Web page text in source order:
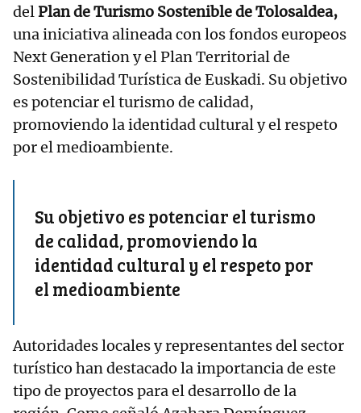
delPlan de Turismo Sostenible de Tolosaldea,
una iniciativa alineada con los fondos europeos
Next Generation y el Plan Territorial de
Sostenibilidad Turística de Euskadi. Su objetivo
es potenciar el turismo de calidad,
promoviendo la identidad cultural y el respeto
por el medioambiente.
Su objetivo es potenciar el turismo
de calidad, promoviendo la
identidad cultural y el respeto por
el medioambiente
Autoridades locales y representantes del sector
turístico han destacado la importancia de este
tipo de proyectos para el desarrollo de la